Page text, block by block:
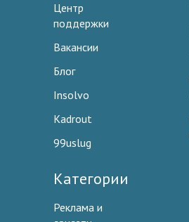
Центр
поддержки
Вакансии
Блог
Insolvo
Kadrout
99uslug
Категории
Реклама и